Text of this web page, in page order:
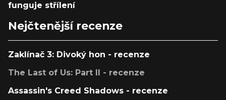
funguje střílení
Nejčtenější recenze
Zaklínač 3: Divoký hon - recenze
The Last of Us: Part II - recenze
Assassin's Creed Shadows - recenze